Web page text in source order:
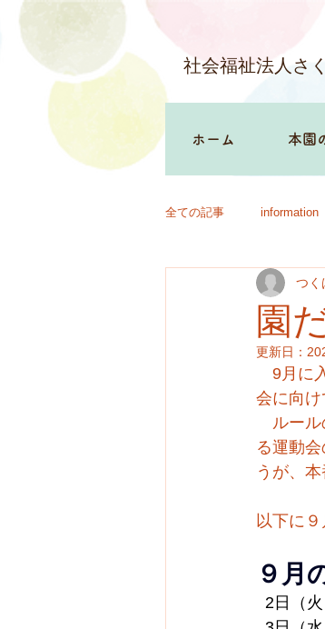
社会福祉法人さ
ホーム 本園
全ての記事 information
園
つく
更新日：
9月に
会に向け
ルール
る運動
うが、
以下に９
９月
2日（